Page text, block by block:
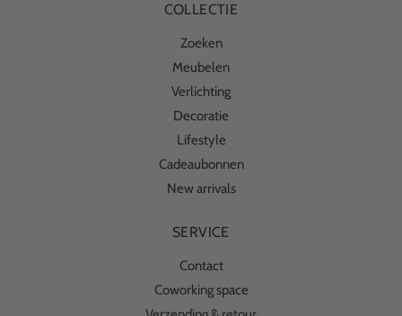
COLLECTIE
Zoeken
Meubelen
Verlichting
Decoratie
Lifestyle
Cadeaubonnen
New arrivals
SERVICE
Contact
Coworking space